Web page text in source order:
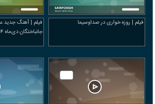
فیلم | روزه خواری در صداوسیما
فیلم | آهنگ جدید
جانباختگان دی‌ماه ۱۴۰۴